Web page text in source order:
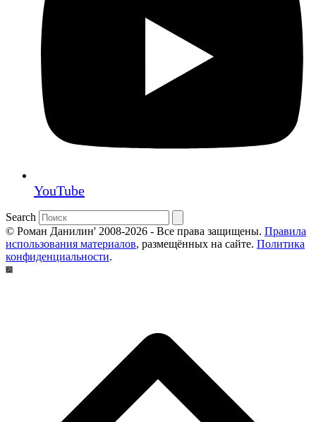
YouTube
Search
© Роман Данилин' 2008-2026 - Все права защищены. Правила
использования материалов, размещённых на сайте. Политика
конфиденциальности.